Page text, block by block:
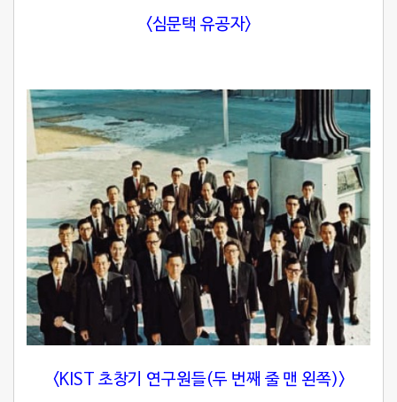
<심문택 유공자>
<KIST 초창기 연구원들(두 번째 줄 맨 왼쪽)>